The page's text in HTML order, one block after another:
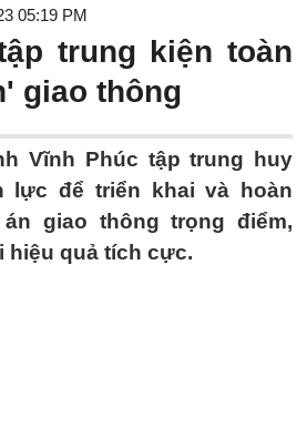
05:19 PM
trung kiện toàn
giao thông
Vĩnh Phúc tập trung huy
lực để triển khai và hoàn
giao thông trọng điểm,
hiệu quả tích cực.